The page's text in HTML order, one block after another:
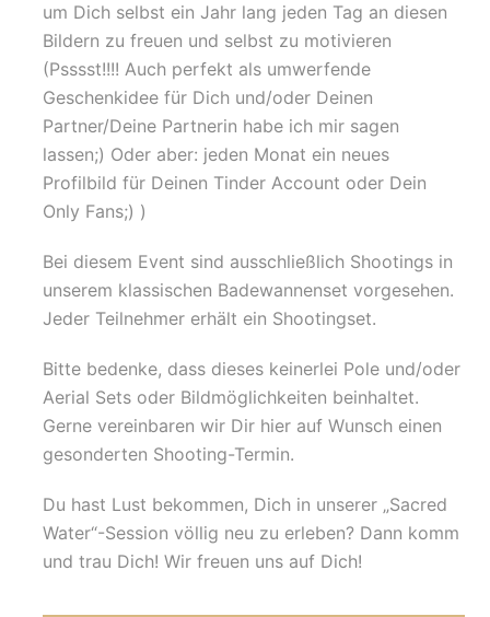
um Dich selbst ein Jahr lang jeden Tag an diesen
Bildern zu freuen und selbst zu motivieren
(Psssst!!!! Auch perfekt als umwerfende
Geschenkidee für Dich und/oder Deinen
Partner/Deine Partnerin habe ich mir sagen
lassen;) Oder aber: jeden Monat ein neues
Profilbild für Deinen Tinder Account oder Dein
Only Fans;) )
Bei diesem Event sind ausschließlich Shootings in
unserem klassischen Badewannenset vorgesehen.
Jeder Teilnehmer erhält ein Shootingset.
Bitte bedenke, dass dieses keinerlei Pole und/oder
Aerial Sets oder Bildmöglichkeiten beinhaltet.
Gerne vereinbaren wir Dir hier auf Wunsch einen
gesonderten Shooting-Termin.
Du hast Lust bekommen, Dich in unserer „Sacred
Water“-Session völlig neu zu erleben? Dann komm
und trau Dich! Wir freuen uns auf Dich!